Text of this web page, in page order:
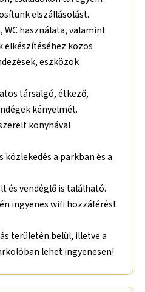
elszállásolást.
WC használata, valamint
elkészítéséhez közös
eszközök
társalgó, étkező,
kényelmét.
konyhával
közlekedés a parkban és a
és vendéglő is található.
ingyenes wifi hozzáférést
területén belül, illetve a
lehet ingyenesen!